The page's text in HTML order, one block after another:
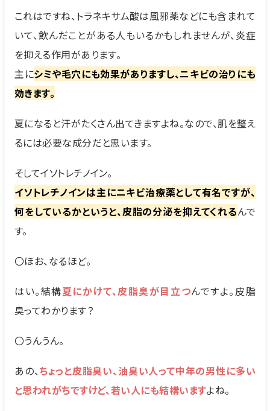
これはですね、トラネキサム酸は風邪薬などにも含まれて
いて、飲んだことがある人もいるかもしれませんが、炎症
を抑える作用があります。
主にシミや毛穴にも効果がありますし、ニキビの治りにも
効きます。
夏になると汗がたくさん出てきますよね。なので、肌を整え
るには必要な成分だと思います。
そしてイソトレチノイン。
イソトレチノインは主にニキビ治療薬として有名ですが、
何をしているかというと、皮脂の分泌を抑えてくれるんで
す。
〇ほお、なるほど。
はい。結構夏にかけて、皮脂臭が目立つんですよ。皮脂
臭ってわかります？
〇うんうん。
あの、ちょっと皮脂臭い、油臭い人って中年の男性に多い
と思われがちですけど、若い人にも結構いますよね。